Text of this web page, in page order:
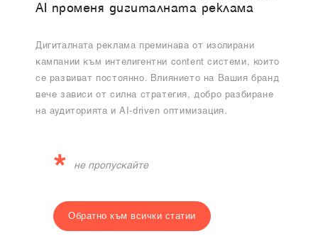
AI променя дигиталната реклама
Дигиталната реклама преминава от изолирани
кампании към интелигентни content системи, които
се развиват постоянно. Влиянието на Вашия бранд
вече зависи от силна стратегия, добро разбиране
на аудиторията и AI-driven оптимизация.
* не пропускайте
Обратно към всички статии